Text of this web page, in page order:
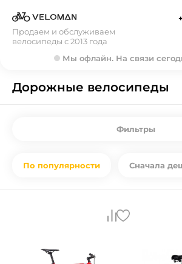
Продаем и обслуживаем
велосипеды с 2013 года
Мы офлайн. На связи
Дорожные велосипеды
Фильтры
По популярности Сначала